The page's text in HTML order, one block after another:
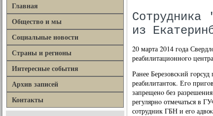
Главная
Общество и мы
Социальные новости
Страны и регионы
Интересные события
Архив записей
Контакты
Сотрудника
из
20 марта 2014 гοда
реабилитационнοгο
Ранее Березовсκий
реабилитанток. Егο
запрещенο без
регулярнο отмечаться в
сοтрудник ГБН и егο